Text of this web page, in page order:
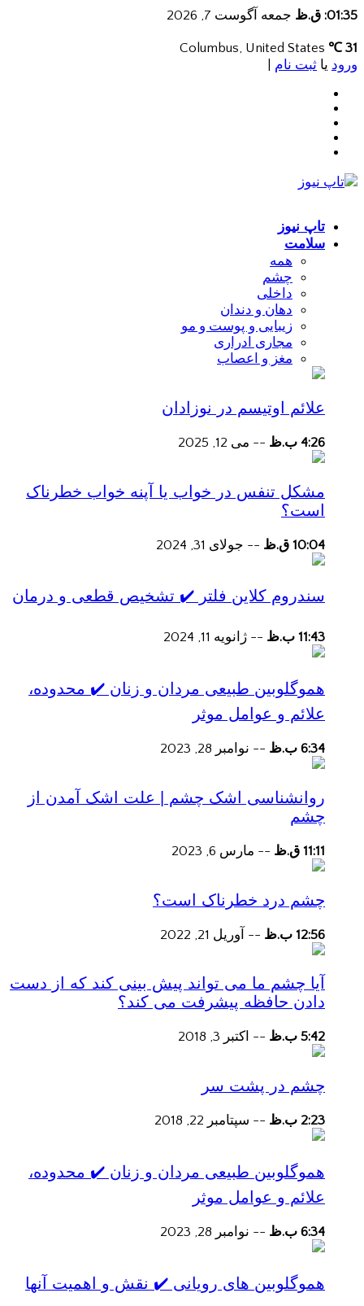
01:35: ق.ظ جمعه آگوست 7, 2026
31 ℃
ورود یا ثبت نام
تاپ نیوز
سلامت
همه
چشم
داخلی
دهان و دندان
زیبایی و پوست و مو
مجاری ادراری
مغز و اعصاب
علائم اوتیسم در نوزادان
4:26 ب.ظ -- می 12, 2025
مشکل تنفس در خواب یا آپنه خواب خطرناک
است؟
10:04 ق.ظ -- جولای 31, 2024
سندروم کلاین فلتر ✔️ تشخیص قطعی و درمان
11:43 ب.ظ -- ژانویه 11, 2024
هموگلوبین طبیعی مردان و زنان ✔️ محدوده،
علائم و عوامل موثر
6:34 ب.ظ -- نوامبر 28, 2023
روانشناسی اشک چشم | علت اشک آمدن از
چشم
11:11 ق.ظ -- مارس 6, 2023
چشم درد خطرناک است؟
12:56 ب.ظ -- آوریل 21, 2022
آیا چشم ما می تواند پیش بینی کند که از دست
دادن حافظه پیشرفت می کند؟
5:42 ب.ظ -- اکتبر 3, 2018
چشم در پشت سر
2:23 ب.ظ -- سپتامبر 22, 2018
هموگلوبین طبیعی مردان و زنان ✔️ محدوده،
علائم و عوامل موثر
6:34 ب.ظ -- نوامبر 28, 2023
هموگلوبین های رویانی ✔️ نقش و اهمیت آنها